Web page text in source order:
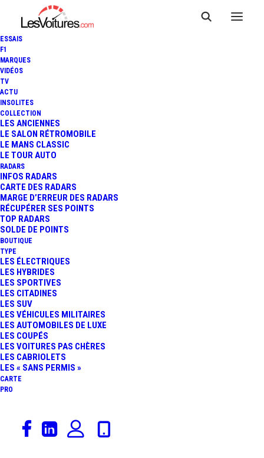
ESSAIS
F1
MARQUES
VIDÉOS
TV
ACTU
INSOLITES
COLLECTION
LES ANCIENNES
LE SALON RÉTROMOBILE
LE MANS CLASSIC
LE TOUR AUTO
RADARS
INFOS RADARS
CARTE DES RADARS
MARGE D’ERREUR DES RADARS
RÉCUPÉRER SES POINTS
TOP RADARS
SOLDE DE POINTS
BOUTIQUE
TYPE
LES ÉLECTRIQUES
LES HYBRIDES
LES SPORTIVES
LES CITADINES
LES SUV
LES VÉHICULES MILITAIRES
LES AUTOMOBILES DE LUXE
LES COUPÉS
LES VOITURES PAS CHÈRES
LES CABRIOLETS
LES « SANS PERMIS »
CARTE
PRO
Voici le seul résultat